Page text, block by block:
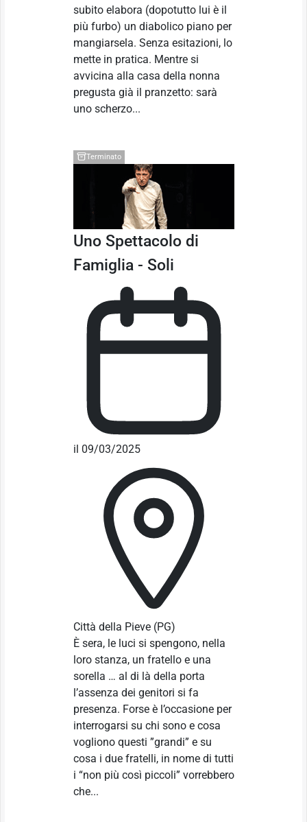
subito elabora (dopotutto lui è il
più furbo) un diabolico piano per
mangiarsela. Senza esitazioni, lo
mette in pratica. Mentre si
avvicina alla casa della nonna
pregusta già il pranzetto: sarà
uno scherzo...
Terminato
Uno Spettacolo di
Famiglia - Soli
il 09/03/2025
Città della Pieve (PG)
È sera, le luci si spengono, nella
loro stanza, un fratello e una
sorella … al di là della porta
l’assenza dei genitori si fa
presenza. Forse è l’occasione per
interrogarsi su chi sono e cosa
vogliono questi ”grandi” e su
cosa i due fratelli, in nome di tutti
i “non più così piccoli” vorrebbero
che...